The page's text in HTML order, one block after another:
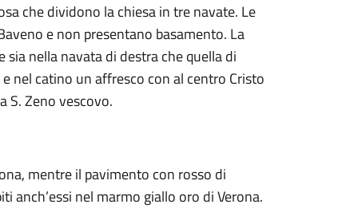
che dividono la chiesa in tre navate. Le
e non presentano basamento. La
sia nella navata di destra che quella di
nel catino un affresco con al centro Cristo
S. Zeno vescovo.
mentre il pavimento con rosso di
anch’essi nel marmo giallo oro di Verona.